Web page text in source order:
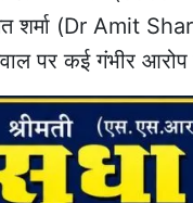
शर्मा (Dr Amit
पर कई गंभीर आरोप